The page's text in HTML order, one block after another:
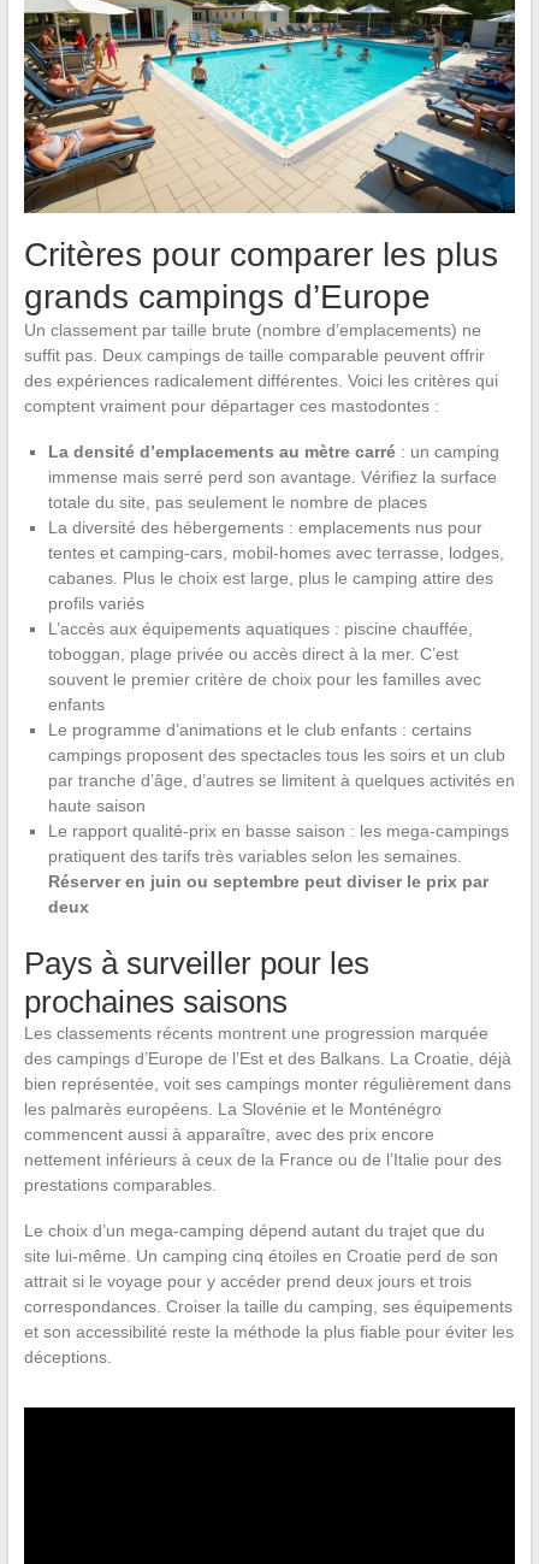
Critères pour comparer les plus
grands campings d’Europe
Un classement par taille brute (nombre d’emplacements) ne
suffit pas. Deux campings de taille comparable peuvent offrir
des expériences radicalement différentes. Voici les critères qui
comptent vraiment pour départager ces mastodontes :
La densité d’emplacements au mètre carré: un camping
immense mais serré perd son avantage. Vérifiez la surface
totale du site, pas seulement le nombre de places
La diversité des hébergements : emplacements nus pour
tentes et camping-cars, mobil-homes avec terrasse, lodges,
cabanes. Plus le choix est large, plus le camping attire des
profils variés
L’accès aux équipements aquatiques : piscine chauffée,
toboggan, plage privée ou accès direct à la mer. C’est
souvent le premier critère de choix pour les familles avec
enfants
Le programme d’animations et le club enfants : certains
campings proposent des spectacles tous les soirs et un club
par tranche d’âge, d’autres se limitent à quelques activités en
haute saison
Le rapport qualité-prix en basse saison : les mega-campings
pratiquent des tarifs très variables selon les semaines.
Réserver en juin ou septembre peut diviser le prix par
deux
Pays à surveiller pour les
prochaines saisons
Les classements récents montrent une progression marquée
des campings d’Europe de l’Est et des Balkans. La Croatie, déjà
bien représentée, voit ses campings monter régulièrement dans
les palmarès européens. La Slovénie et le Monténégro
commencent aussi à apparaître, avec des prix encore
nettement inférieurs à ceux de la France ou de l’Italie pour des
prestations comparables.
Le choix d’un mega-camping dépend autant du trajet que du
site lui-même. Un camping cinq étoiles en Croatie perd de son
attrait si le voyage pour y accéder prend deux jours et trois
correspondances. Croiser la taille du camping, ses équipements
et son accessibilité reste la méthode la plus fiable pour éviter les
déceptions.